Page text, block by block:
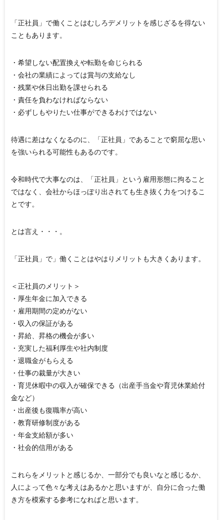
「正社員」で働くことはむしろデメリットを感じざるを得ない
こともあります。
・希望しない配置換えや転勤を命じられる
・会社の業績によっては賞与の支給なし
・残業や休日出勤を課せられる
・責任を負わなければならない
・必ずしもやりたい仕事ができるわけではない
待遇に差はなくなるのに、「正社員」であることで窮屈な思い
を強いられる可能性もあるのです。
令和時代で大事なのは、「正社員」という雇用形態に拘ること
ではなく、会社からほっぽり出されても生き抜く力をつけるこ
とです。
とは言え・・・。
「正社員」で」働くことはやはりメリットも大きくあります。
＜正社員のメリット＞
・厚生年金に加入できる
・雇用期間の定めがない
・収入の保証がある
・昇給、昇格の機会が多い
・充実した福利厚生や社内制度
・退職金がもらえる
・仕事の裁量が大きい
・育児休暇中の収入が確保できる（出産手当金や育児休業給付
金など）
・出産後も復職率が高い
・教育研修制度がある
・年金支給額が多い
・社会的信用がある
これらをメリットと感じるか、一部分でも良いなと感じるか、
人によって色々な考えはあるかと思いますが、自分に合った働
き方を模索する参考になればと思います。